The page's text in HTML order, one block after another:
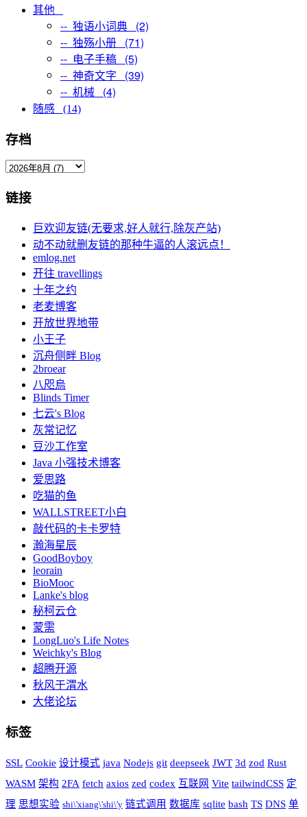
其他
-- 独语小词典 (2)
-- 独殇小册 (71)
-- 电子手稿 (5)
-- 神奇文字 (39)
-- 机械 (4)
随感 (14)
存档
链接
巨欢迎友链(无要求,好人就行,除灰产站)
动不动就删友链的那种牛逼的人滚远点！
emlog.net
开往 travellings
十年之约
老麦博客
开放世界地带
小王子
沉舟侧畔 Blog
2broear
八咫烏
Blinds Timer
七云's Blog
灰常记忆
豆沙工作室
Java 小强技术博客
爱思路
吃猫的鱼
WALLSTREET小白
敲代码的卡卡罗特
瀚海星辰
GoodBoyboy
leorain
BioMooc
Lanke's blog
秘柯云仓
蒙需
LongLuo's Life Notes
Weichky's Blog
超腾开源
秋风于渭水
大佬论坛
标签
SSL Cookie 设计模式 java Nodejs git deepseek JWT 3d zod Rust
WASM 架构 2FA fetch axios zed codex 互联网 Vite tailwindCSS 定
理 思想实验 shi\'xiang\'shi\'y 链式调用 数据库 sqlite bash TS DNS 单